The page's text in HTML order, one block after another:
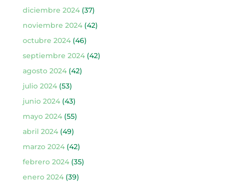
diciembre 2024(37)
noviembre 2024(42)
octubre 2024(46)
septiembre 2024(42)
agosto 2024(42)
julio 2024(53)
junio 2024(43)
mayo 2024(55)
abril 2024(49)
marzo 2024(42)
febrero 2024(35)
enero 2024(39)